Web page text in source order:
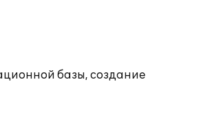
базы, создание